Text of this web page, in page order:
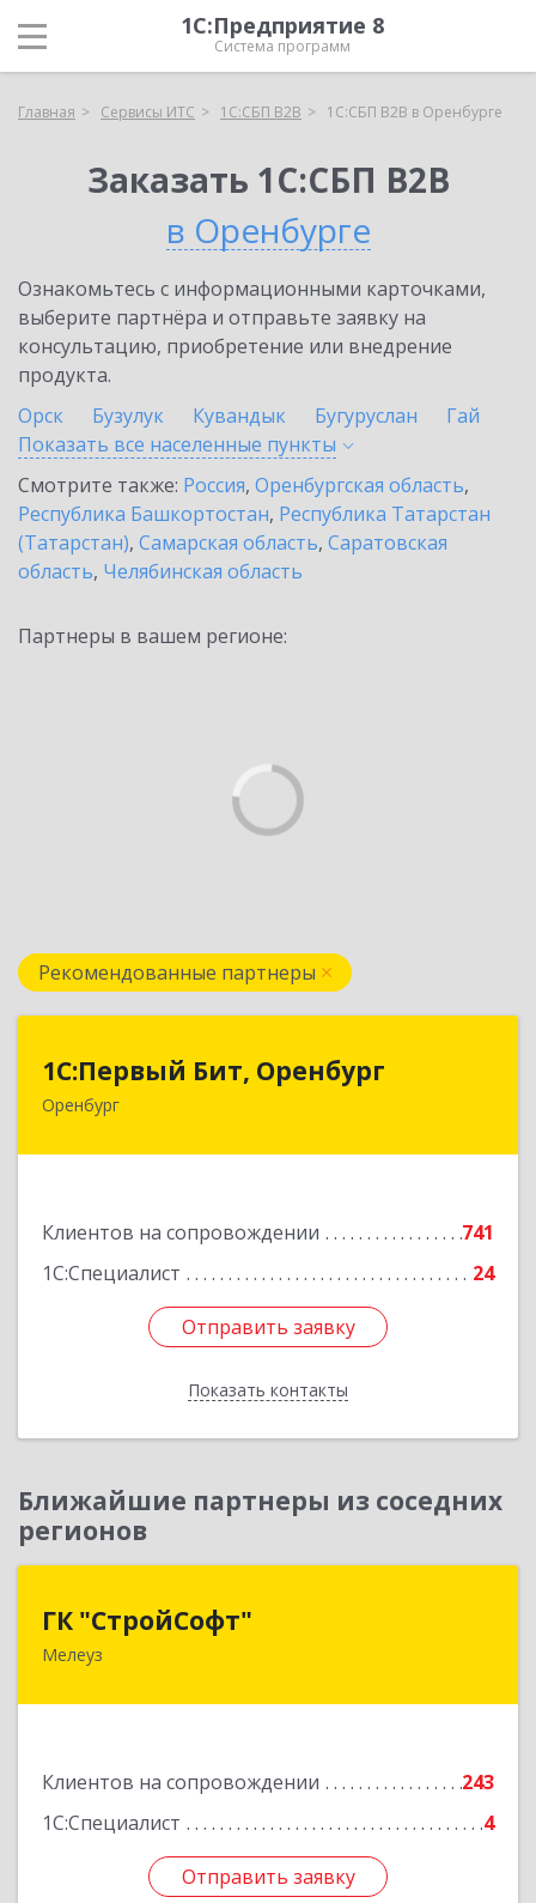
1С:Предприятие 8
Система программ
Главная Сервисы ИТС 1С:СБП B2B 1С:СБП B2B в Оренбурге
Заказать 1С:СБП B2B
в Оренбурге
Ознакомьтесь с информационными карточками,
выберите партнёра и отправьте заявку на
консультацию, приобретение или внедрение
продукта.
Орск
Бузулук Кувандык Бугуруслан
Гай
Показать все населенные пункты
Смотрите также: Россия, Оренбургская область,
Республика Башкортостан, Республика Татарстан
(Татарстан), Самарская область, Саратовская
область, Челябинская область
Партнеры в вашем регионе:
Рекомендованные партнеры
1С:Первый Бит, Оренбург
Оренбург
Клиентов на сопровождении
741
1С:Специалист
24
Отправить заявку
Показать контакты
1С:Первый Бит, Оренбург
460044, Оренбургская обл, Оренбург, Березка
Отправить заявку
Назад
Ближайшие партнеры из соседних
регионов
ГК "СтройСофт"
Мелеуз
Клиентов на сопровождении
243
1С:Специалист
4
Отправить заявку
453852, Башкортостан Респ, Мелеуз г, Ленина
Отправить заявку